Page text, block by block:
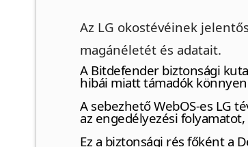
Az LG okostévéinek
magánéletét és adatait.
A Bitdefender biztonsági
hibái miatt támadók
A sebezhető WebOS-es LG
az engedélyezési
Ez a biztonsági rés főként a